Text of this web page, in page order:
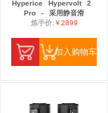
Hyperice Hypervolt
2
Pro
-
采用静音滑
炼手价:￥2899
加入购物车